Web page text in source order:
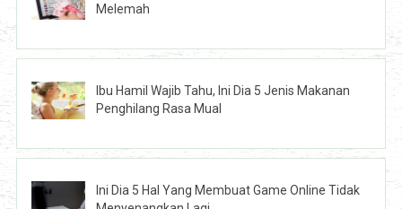
Melemah
Ibu Hamil Wajib Tahu, Ini Dia 5 Jenis Makanan
Penghilang Rasa Mual
Ini Dia 5 Hal Yang Membuat Game Online Tidak